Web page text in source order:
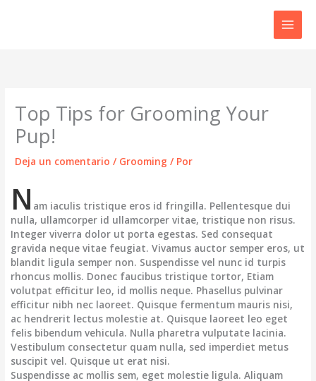
Top Tips for Grooming Your
Pup!
Deja un comentario / Grooming / Por
N am iaculis tristique eros id fringilla. Pellentesque dui
nulla, ullamcorper id ullamcorper vitae, tristique non risus.
Integer viverra dolor ut porta egestas. Sed consequat
gravida neque vitae feugiat. Vivamus auctor semper eros, ut
blandit ligula semper non. Suspendisse vel nunc id turpis
rhoncus mollis. Donec faucibus tristique tortor, Etiam
volutpat efficitur leo, id mollis neque. Phasellus pulvinar
efficitur nibh nec laoreet. Quisque fermentum mauris nisi,
ac hendrerit lectus molestie at. Quisque laoreet leo eget
felis bibendum vehicula. Nulla pharetra vulputate lacinia.
Vestibulum consectetur quam nulla, sed imperdiet metus
suscipit vel. Quisque ut erat nisi.
Suspendisse ac mollis sem, eget molestie ligula. Aliquam